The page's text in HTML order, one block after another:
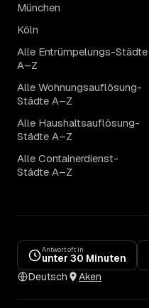
München
Köln
Alle Entrümpelungs-Städte
A–Z
Alle Wohnungsauflösung-
Städte A–Z
Alle Haushaltsauflösung-
Städte A–Z
Alle Containerdienst-
Städte A–Z
Antwort oft in
unter 30 Minuten
Deutsch
Aken